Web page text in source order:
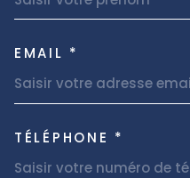
EMAIL *
TÉLÉPHONE *